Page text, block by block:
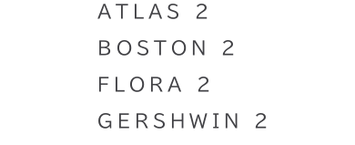
ATLAS 2
BOSTON 2
FLORA 2
GERSHWIN 2